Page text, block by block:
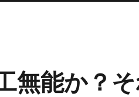
無能か？